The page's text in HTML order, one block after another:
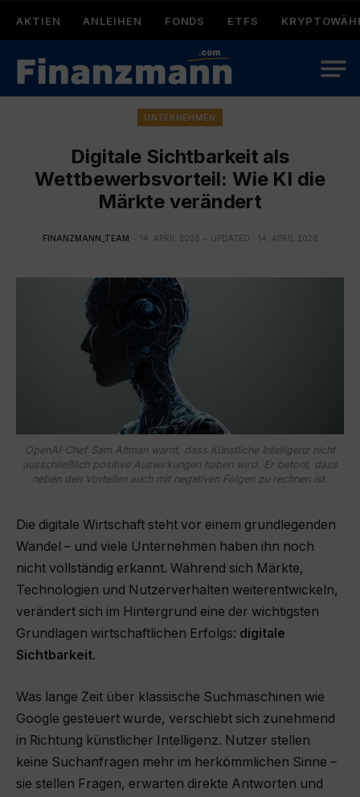
AKTIEN ANLEIHEN FONDS ETFS
UNTERNEHMEN
Digitale Sichtbarkeit als
Wettbewerbsvorteil: Wie KI die
Märkte verändert
FINANZMANN_TEAM 14. APRIL 2026 UPDATED: 14. APRIL 2026
OpenAI-Chef Sam Altman warnt, dass Künstliche Intelligenz nicht
ausschließlich positive Auswirkungen haben wird. Er betont, dass
neben den Vorteilen auch mit negativen Folgen zu rechnen ist.
Die digitale Wirtschaft steht vor einem grundlegenden
Wandel – und viele Unternehmen haben ihn noch
nicht vollständig erkannt. Während sich Märkte,
Technologien und Nutzerverhalten weiterentwickeln,
verändert sich im Hintergrund eine der wichtigsten
Grundlagen wirtschaftlichen Erfolgs: digitale
Sichtbarkeit.
Was lange Zeit über klassische Suchmaschinen wie
Google gesteuert wurde, verschiebt sich zunehmend
in Richtung künstlicher Intelligenz. Nutzer stellen
keine Suchanfragen mehr im herkömmlichen Sinne –
sie stellen Fragen, erwarten direkte Antworten und